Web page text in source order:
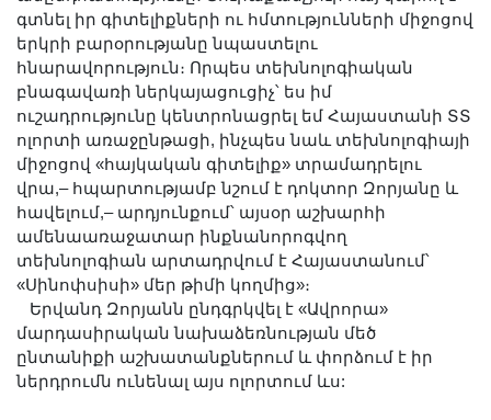
գտնել իր գիտելիքների ու հմտությունների միջոցով
երկրի բարօրությանը նպաստելու
հնարավորություն։ Որպես տեխնոլոգիական
բնագավառի ներկայացուցիչ՝ ես իմ
ուշադրությունը կենտրոնացրել եմ Հայաստանի ՏՏ
ոլորտի առաջընթացի, ինչպես նաև տեխնոլոգիայի
միջոցով «հայկական գիտելիք» տրամադրելու
վրա,– հպարտությամբ նշում է դոկտոր Զորյանը և
հավելում,– արդյունքում՝ այսօր աշխարհի
ամենաառաջատար ինքնանորոգվող
տեխնոլոգիան արտադրվում է Հայաստանում՝
«Սինոփսիսի» մեր թիմի կողմից»։
Երվանդ Զորյանն ընդգրկվել է «Ավրորա»
մարդասիրական նախաձեռնության մեծ
ընտանիքի աշխատանքներում և փորձում է իր
ներդրումն ունենալ այս ոլորտում ևս: